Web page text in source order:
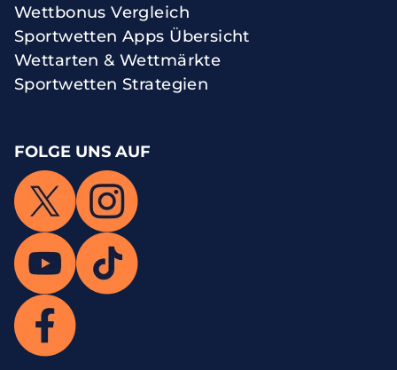
Wettbonus Vergleich
Sportwetten Apps Übersicht
Wettarten & Wettmärkte
Sportwetten Strategien
FOLGE UNS AUF